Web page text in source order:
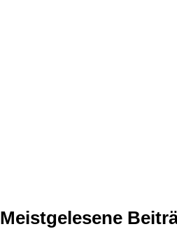
Meistgelesene